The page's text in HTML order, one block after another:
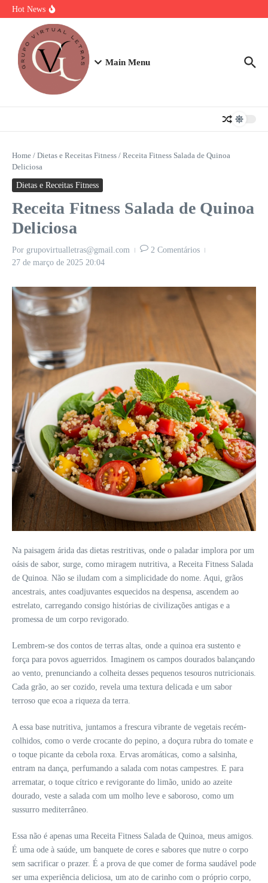
Ir para o conteúdo
Hot News
Strogonoff de frango light: A Receita Definitiva para Ganhar Massa
com Prazer
Plano de 7 Dias de Treino, Energia e Nutrição
Main Menu
Home / Dietas e Receitas Fitness / Receita Fitness Salada de Quinoa
Deliciosa
Dietas e Receitas Fitness
Receita Fitness Salada de Quinoa
Deliciosa
Por grupovirtualletras@gmail.com
2 Comentários
27 de março de 2025 20:04
Na paisagem árida das dietas restritivas, onde o paladar implora por um
oásis de sabor, surge, como miragem nutritiva, a Receita Fitness Salada
de Quinoa. Não se iludam com a simplicidade do nome. Aqui, grãos
ancestrais, antes coadjuvantes esquecidos na despensa, ascendem ao
estrelato, carregando consigo histórias de civilizações antigas e a
promessa de um corpo revigorado.
Lembrem-se dos contos de terras altas, onde a quinoa era sustento e
força para povos aguerridos. Imaginem os campos dourados balançando
ao vento, prenunciando a colheita desses pequenos tesouros nutricionais.
Cada grão, ao ser cozido, revela uma textura delicada e um sabor
terroso que ecoa a riqueza da terra.
A essa base nutritiva, juntamos a frescura vibrante de vegetais recém-
colhidos, como o verde crocante do pepino, a doçura rubra do tomate e
o toque picante da cebola roxa. Ervas aromáticas, como a salsinha,
entram na dança, perfumando a salada com notas campestres. E para
arrematar, o toque cítrico e revigorante do limão, unido ao azeite
dourado, veste a salada com um molho leve e saboroso, como um
sussurro mediterrâneo.
Essa não é apenas uma Receita Fitness Salada de Quinoa, meus amigos.
É uma ode à saúde, um banquete de cores e sabores que nutre o corpo
sem sacrificar o prazer. É a prova de que comer de forma saudável pode
ser uma experiência deliciosa, um ato de carinho com o próprio corpo,